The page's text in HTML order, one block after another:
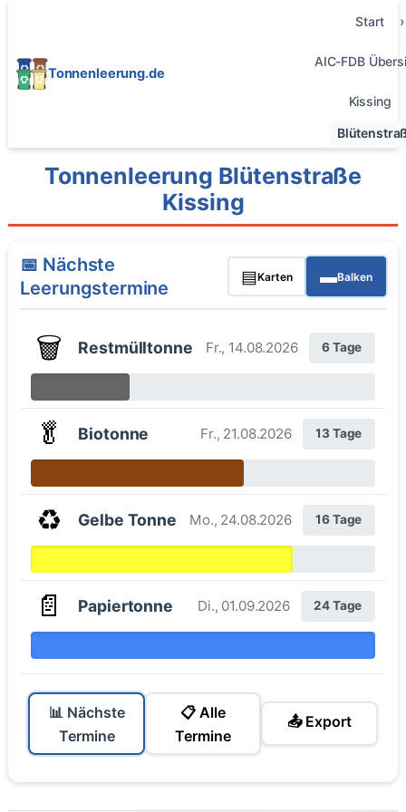
Tonnenleerung.de
Start
AIC-FDB
Kissing
Tonnenleerung Blütenstraße
Kissing
📅 Nächste
Leerungstermine
▤Karten ▬Balken
🗑️ Restmülltonne Fr., 14.08.2026 6 Tage
🥬 Biotonne Fr., 21.08.2026 13 Tage
♻️ Gelbe Tonne Mo., 24.08.2026 16 Tage
📄 Papiertonne Di., 01.09.2026 24 Tage
📊 Nächste
Termine
📋 Alle
Termine
📤 Export